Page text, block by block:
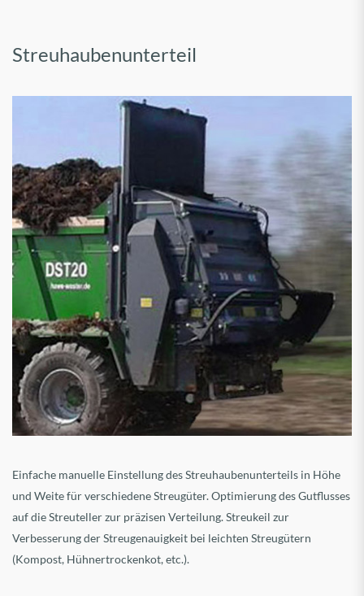
Streuhaubenunterteil
Einfache manuelle Einstellung des Streuhaubenunterteils in Höhe
und Weite für verschiedene Streugüter. Optimierung des Gutflusses
auf die Streuteller zur präzisen Verteilung. Streukeil zur
Verbesserung der Streugenauigkeit bei leichten Streugütern
(Kompost, Hühnertrockenkot, etc.).